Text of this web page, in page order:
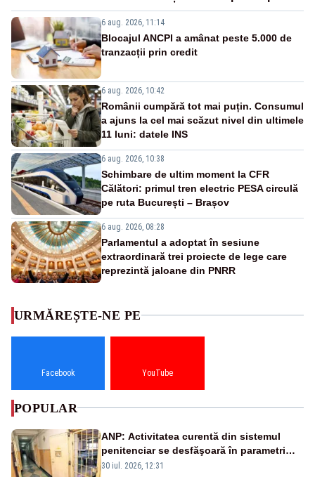
6 aug. 2026, 11:14
Blocajul ANCPI a amânat peste 5.000 de
tranzacții prin credit
6 aug. 2026, 10:42
Românii cumpără tot mai puțin. Consumul
a ajuns la cel mai scăzut nivel din ultimele
11 luni: datele INS
6 aug. 2026, 10:38
Schimbare de ultim moment la CFR
Călători: primul tren electric PESA circulă
pe ruta București – Brașov
6 aug. 2026, 08:28
Parlamentul a adoptat în sesiune
extraordinară trei proiecte de lege care
reprezintă jaloane din PNRR
URMĂREȘTE-NE PE
Facebook YouTube
POPULAR
ANP: Activitatea curentă din sistemul
penitenciar se desfăşoară în parametri
normali
30 iul. 2026, 12:31